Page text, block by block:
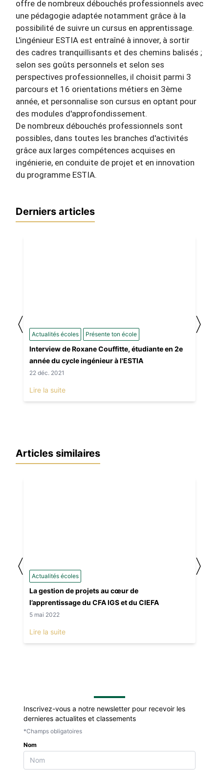
offre de nombreux débouchés professionnels avec
une pédagogie adaptée notamment grâce à la
possibilité de suivre un cursus en apprentissage.
L'ingénieur ESTIA est entraîné à innover, à sortir
des cadres tranquillisants et des chemins balisés ;
selon ses goûts personnels et selon ses
perspectives professionnelles, il choisit parmi 3
parcours et 16 orientations métiers en 3ème
année, et personnalise son cursus en optant pour
des modules d'approfondissement.
De nombreux débouchés professionnels sont
possibles, dans toutes les branches d'activités
grâce aux larges compétences acquises en
ingénierie, en conduite de projet et en innovation
du programme ESTIA.
Derniers articles
Actualités écoles Présente ton école
Interview de Roxane Couffitte, étudiante en 2e
année du cycle ingénieur à l'ESTIA
22 déc. 2021
Lire la suite
〈 〉
Articles similaires
Actualités écoles
La gestion de projets au cœur de
l’apprentissage du CFA IGS et du CIEFA
5 mai 2022
Lire la suite
〈 〉
Inscrivez-vous a notre newsletter pour recevoir les
dernieres actualites et classements
*Champs obligatoires
Nom